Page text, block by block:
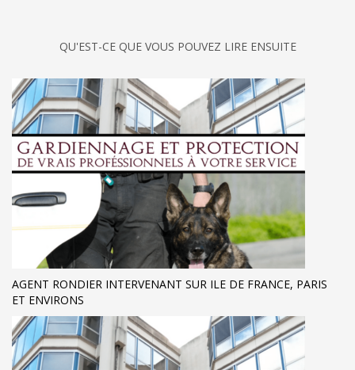
QU'EST-CE QUE VOUS POUVEZ LIRE ENSUITE
AGENT RONDIER INTERVENANT SUR ILE DE FRANCE, PARIS
ET ENVIRONS